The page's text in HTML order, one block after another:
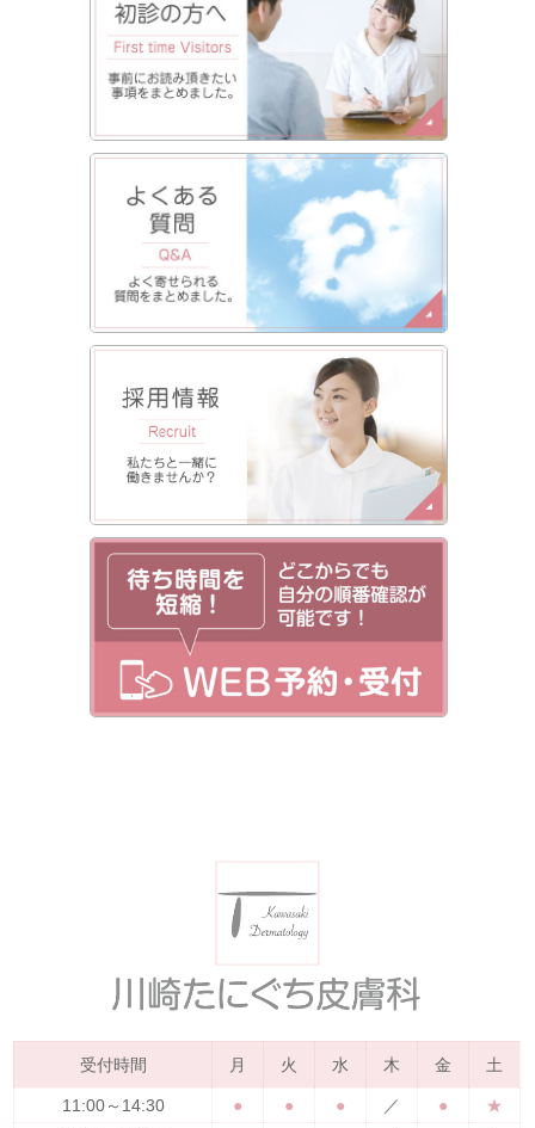
受付時間 月 火 水 木 金 土
11:00～14:30 ● ● ● ／ ●
★